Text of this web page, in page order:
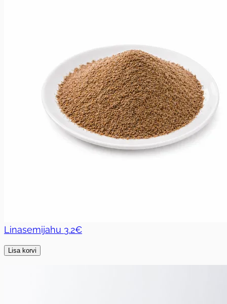
Linasemijahu 3.2€
Lisa korvi